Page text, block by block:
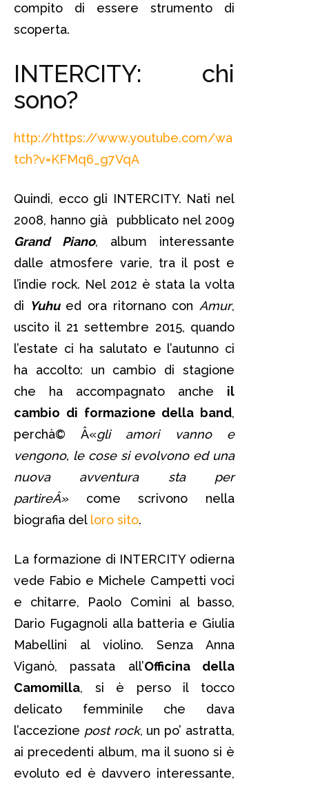
compito di essere strumento di
scoperta.
INTERCITY: chi
sono?
http://https://www.youtube.com/wa
tch?v=KFMq6_g7VqA
Quindi, ecco gli INTERCITY. Nati nel
2008, hanno già pubblicato nel 2009
Grand Piano, album interessante
dalle atmosfere varie, tra il post e
l’indie rock. Nel 2012 è stata la volta
di Yuhued ora ritornano conAmur,
uscito il 21 settembre 2015, quando
l’estate ci ha salutato e l’autunno ci
ha accolto: un cambio di stagione
che ha accompagnato anche il
cambio di formazione della band,
perchà© Â«gli amori vanno e
vengono, le cose si evolvono ed una
nuova avventura sta per
partireÂ»come scrivono nella
biografia del loro sito.
La formazione di INTERCITY odierna
vede Fabio e Michele Campetti voci
e chitarre, Paolo Comini al basso,
Dario Fugagnoli alla batteria e Giulia
Mabellini al violino. Senza Anna
Viganò, passata all’Officina della
Camomilla, si è perso il tocco
delicato femminile che dava
l’accezione post rock, un po’ astratta,
ai precedenti album, ma il suono si è
evoluto ed è davvero interessante,